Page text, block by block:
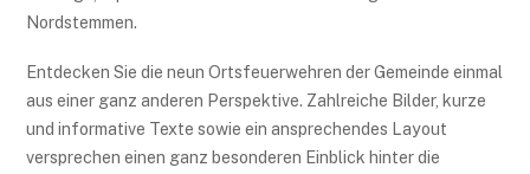
Nordstemmen.
Entdecken Sie die neun Ortsfeuerwehren der Gemeinde einmal
aus einer ganz anderen Perspektive. Zahlreiche Bilder, kurze
und informative Texte sowie ein ansprechendes Layout
versprechen einen ganz besonderen Einblick hinter die